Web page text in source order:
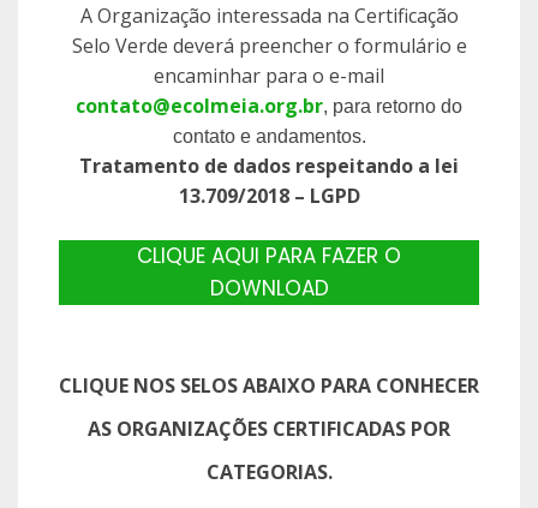
A Organização interessada na Certificação
Selo Verde deverá preencher o formulário e
encaminhar para o e-mail
contato@ecolmeia.org.br, para retorno do
contato e andamentos.
Tratamento de dados respeitando a lei
13.709/2018 – LGPD
CLIQUE AQUI PARA FAZER O
DOWNLOAD
CLIQUE NOS SELOS ABAIXO PARA CONHECER
AS ORGANIZAÇÕES CERTIFICADAS POR
CATEGORIAS.